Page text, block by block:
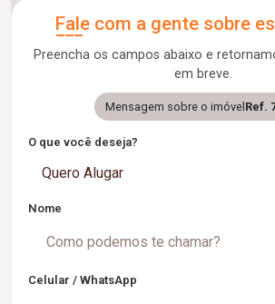
Fale com a gente sobre
Preencha os campos abaixo e
em breve.
Mensagem sobre o imóvel Ref.
O que você deseja?
Quero Alugar
Nome
Celular / WhatsApp